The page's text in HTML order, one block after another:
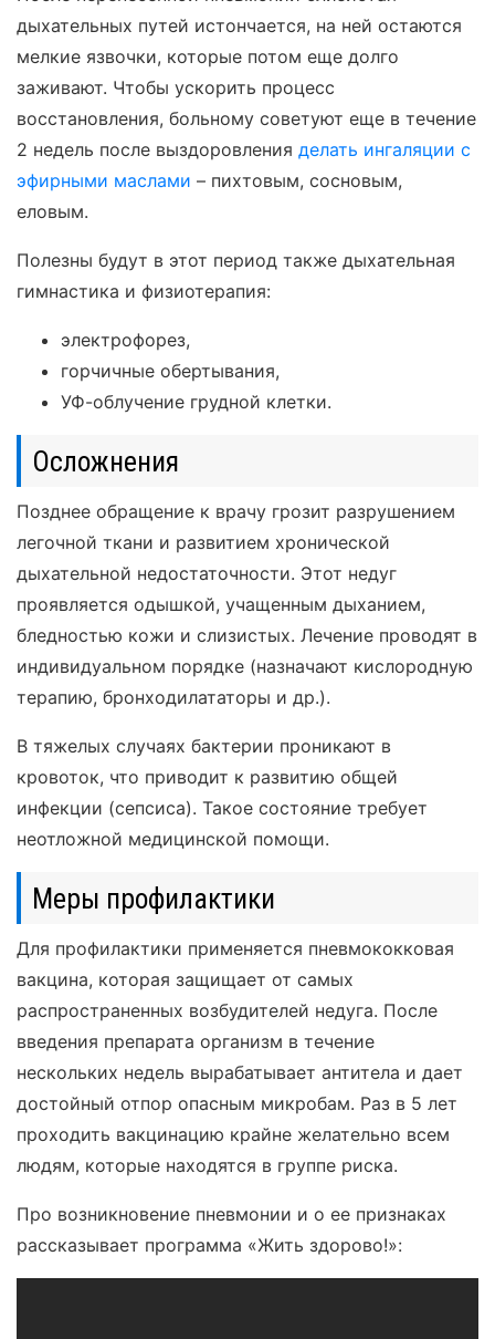
дыхательных путей истончается, на ней остаются
мелкие язвочки, которые потом еще долго
заживают. Чтобы ускорить процесс
восстановления, больному советуют еще в течение
2 недель после выздоровления делать ингаляции с
эфирными маслами – пихтовым, сосновым,
еловым.
Полезны будут в этот период также дыхательная
гимнастика и физиотерапия:
электрофорез,
горчичные обертывания,
УФ-облучение грудной клетки.
Осложнения
Позднее обращение к врачу грозит разрушением
легочной ткани и развитием хронической
дыхательной недостаточности. Этот недуг
проявляется одышкой, учащенным дыханием,
бледностью кожи и слизистых. Лечение проводят в
индивидуальном порядке (назначают кислородную
терапию, бронходилататоры и др.).
В тяжелых случаях бактерии проникают в
кровоток, что приводит к развитию общей
инфекции (сепсиса). Такое состояние требует
неотложной медицинской помощи.
Меры профилактики
Для профилактики применяется пневмококковая
вакцина, которая защищает от самых
распространенных возбудителей недуга. После
введения препарата организм в течение
нескольких недель вырабатывает антитела и дает
достойный отпор опасным микробам. Раз в 5 лет
проходить вакцинацию крайне желательно всем
людям, которые находятся в группе риска.
Про возникновение пневмонии и о ее признаках
рассказывает программа «Жить здорово!»: